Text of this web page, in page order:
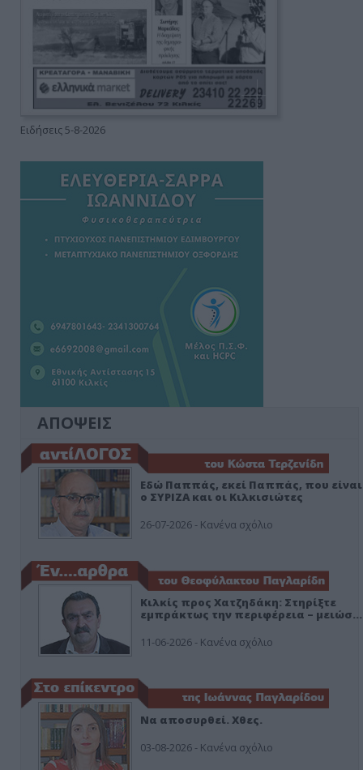
Ειδήσεις 5-8-2026
ΑΠΟΨΕΙΣ
Εδώ Παππάς, εκεί Παππάς, που είναι
ο ΣΥΡΙΖΑ και οι Κιλκισιώτες
26-07-2026 - Κανένα σχόλιο
Κιλκίς προς Χατζηδάκη: Στηρίξτε
εμπράκτως την περιφέρεια – μειώσ…
11-06-2026 - Κανένα σχόλιο
Να αποσυρθεί. Χθες.
03-08-2026 - Κανένα σχόλιο